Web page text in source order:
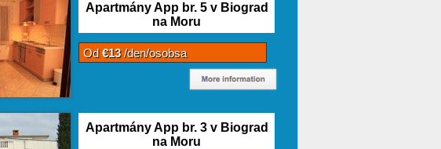
Apartmány App br. 5 v Biograd
na Moru
Od€13/den/osobsa
Apartmány App br. 3 v Biograd
na Moru